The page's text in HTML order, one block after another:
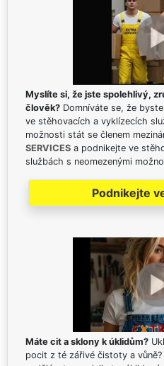
Myslíte si, že jste spolehlivý,
člověk? Domníváte se, že
ve stěhovacích a vyklízecích
možnosti stát se členem
SERVICES a podnikejte ve
službách s neomezenými
Podnikejte
Máte cit a sklony k úklidům?
pocit z té zářivé čistoty a